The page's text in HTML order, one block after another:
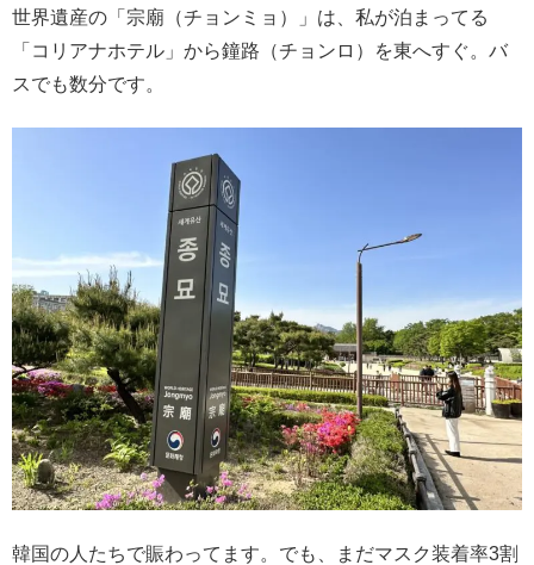
世界遺産の「宗廟（チョンミョ）」は、私が泊まってる
「コリアナホテル」から鐘路（チョンロ）を東へすぐ。バ
スでも数分です。
韓国の人たちで賑わってます。でも、まだマスク装着率3割